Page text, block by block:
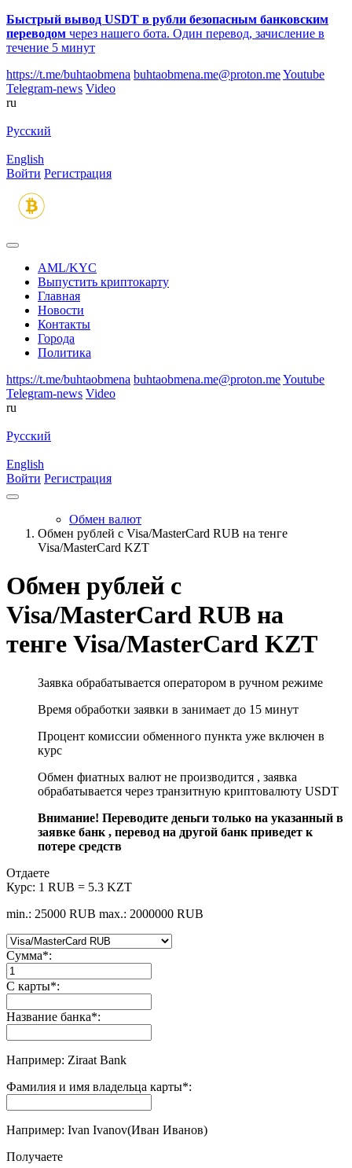
Быстрый вывод USDT в рубли безопасным банковским
переводом через нашего бота. Один перевод, зачисление в
течение 5 минут
https://t.me/buhtaobmena buhtaobmena.me@proton.meYoutube
Telegram-news Video
ru
Русский
English
Войти Регистрация
AML/KYC
Выпустить криптокарту
Главная
Новости
Контакты
Города
Политика
https://t.me/buhtaobmena buhtaobmena.me@proton.meYoutube
Telegram-news Video
ru
Русский
English
Войти Регистрация
Обмен валют
Обмен рублей с Visa/MasterCard RUB на тенге
Visa/MasterCard KZT
Обмен рублей с
Visa/MasterCard RUB на
тенге Visa/MasterCard KZT
Заявка обрабатывается оператором в ручном режиме
Время обработки заявки в занимает до 15 минут
Процент комиссии обменного пункта уже включен в
курс
Обмен фиатных валют не производится , заявка
обрабатывается через транзитную криптовалюту USDT
Внимание! Переводите деньги только на указанный в
заявке банк , перевод на другой банк приведет к
потере средств
Отдаете
Курс: 1 RUB = 5.3 KZT
min.: 25000 RUB max.: 2000000 RUB
Сумма*:
С карты*:
Название банка*:
Например: Ziraat Bank
Фамилия и имя владельца карты*:
Например: Ivan Ivanov(Иван Иванов)
Получаете